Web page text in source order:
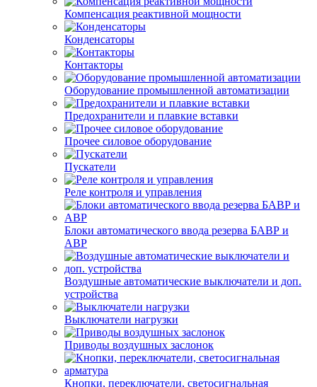
Компенсация реактивной мощности
Конденсаторы
Контакторы
Оборудование промышленной автоматизации
Предохранители и плавкие вставки
Прочее силовое оборудование
Пускатели
Реле контроля и управления
Блоки автоматического ввода резерва БАВР и
АВР
Воздушные автоматические выключатели и доп.
устройства
Выключатели нагрузки
Приводы воздушных заслонок
Кнопки, переключатели, светосигнальная